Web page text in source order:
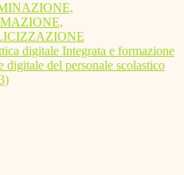
digitale Integrata e formazione
digitale del personale scolastico